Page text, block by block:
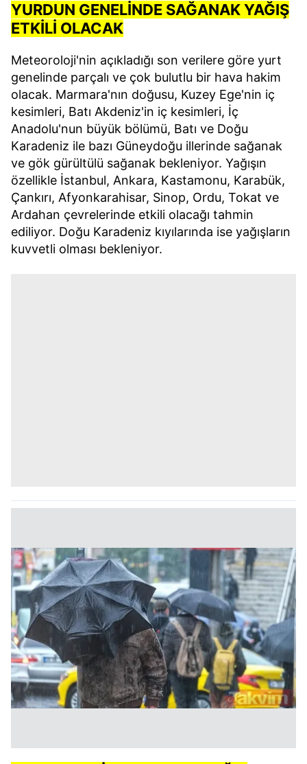
YURDUN GENELİNDE SAĞANAK YAĞIŞ
ETKİLİ OLACAK
Meteoroloji'nin açıkladığı son verilere göre yurt
genelinde parçalı ve çok bulutlu bir hava hakim
olacak. Marmara'nın doğusu, Kuzey Ege'nin iç
kesimleri, Batı Akdeniz'in iç kesimleri, İç
Anadolu'nun büyük bölümü, Batı ve Doğu
Karadeniz ile bazı Güneydoğu illerinde sağanak
ve gök gürültülü sağanak bekleniyor. Yağışın
özellikle İstanbul, Ankara, Kastamonu, Karabük,
Çankırı, Afyonkarahisar, Sinop, Ordu, Tokat ve
Ardahan çevrelerinde etkili olacağı tahmin
ediliyor. Doğu Karadeniz kıyılarında ise yağışların
kuvvetli olması bekleniyor.